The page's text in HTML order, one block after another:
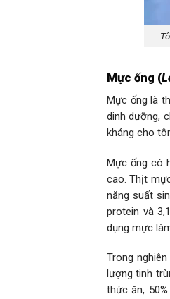
Mực ống (
Mực ống là
dinh dưỡng,
kháng cho
Mực ống có
cao. Thịt
năng suất
protein và
dụng mực
Trong
lượng tinh
thức ăn,